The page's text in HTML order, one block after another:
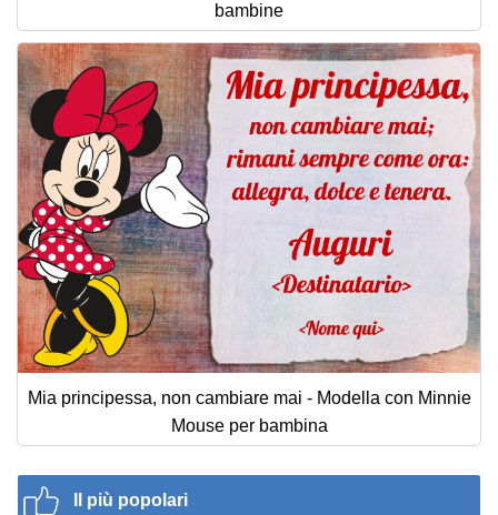
bambine
Mia principessa, non cambiare mai - Modella con Minnie
Mouse per bambina
Il più popolari